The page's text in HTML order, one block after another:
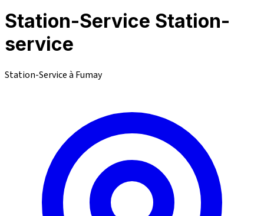
Station-Service Station-
service
Station-Service à Fumay